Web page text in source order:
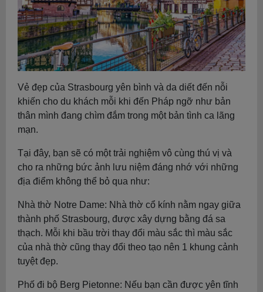
Vẻ đẹp của Strasbourg yên bình và da diết đến nỗi
khiến cho du khách mỗi khi đến Pháp ngỡ như bản
thân mình đang chìm đắm trong một bản tình ca lãng
mạn.
Tại đây, bạn sẽ có một trải nghiệm vô cùng thú vị và
cho ra những bức ảnh lưu niệm đáng nhớ với những
địa điểm không thể bỏ qua như:
Nhà thờ Notre Dame: Nhà thờ cổ kính nằm ngay giữa
thành phố Strasbourg, được xây dựng bằng đá sa
thạch. Mỗi khi bầu trời thay đổi màu sắc thì màu sắc
của nhà thờ cũng thay đổi theo tạo nên 1 khung cảnh
tuyệt đẹp.
Phố đi bộ Berg Pietonne: Nếu bạn cần được yên tĩnh